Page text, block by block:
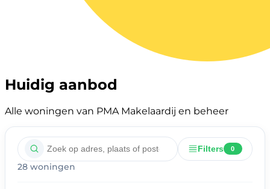
Huidig aanbod
Alle woningen van PMA Makelaardij en beheer
Filters 0
28 woningen